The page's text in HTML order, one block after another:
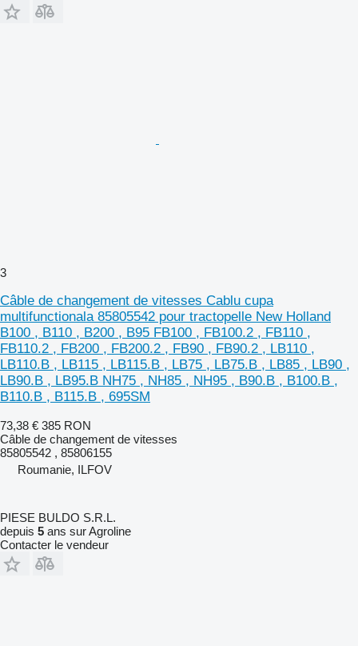
3
Câble de changement de vitesses Cablu cupa
multifunctionala 85805542 pour tractopelle New Holland
B100 , B110 , B200 , B95 FB100 , FB100.2 , FB110 ,
FB110.2 , FB200 , FB200.2 , FB90 , FB90.2 , LB110 ,
LB110.B , LB115 , LB115.B , LB75 , LB75.B , LB85 , LB90 ,
LB90.B , LB95.B NH75 , NH85 , NH95 , B90.B , B100.B ,
B110.B , B115.B , 695SM
73,38 € 385 RON
Câble de changement de vitesses
85805542 , 85806155
Roumanie, ILFOV
PIESE BULDO S.R.L.
depuis 5 ans sur Agroline
Contacter le vendeur